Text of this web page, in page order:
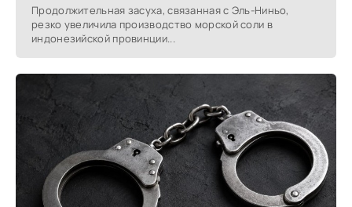
Продолжительная засуха, связанная с Эль-Ниньо,
резко увеличила производство морской соли в
индонезийской провинции...